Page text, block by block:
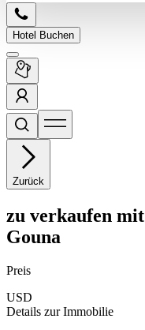
Hotel Buchen
Zurück
zu verkaufen mit
Gouna
Preis
USD
Details zur Immobilie